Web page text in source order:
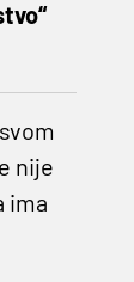
nije
ima